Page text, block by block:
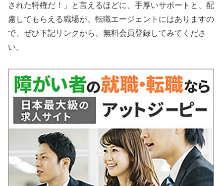
された特権だ！」と言えるほどに、手厚いサポートと、配
慮してもらえる職場が、転職エージェントにはありますの
で、ぜひ下記リンクから、無料会員登録してみてくださ
い。